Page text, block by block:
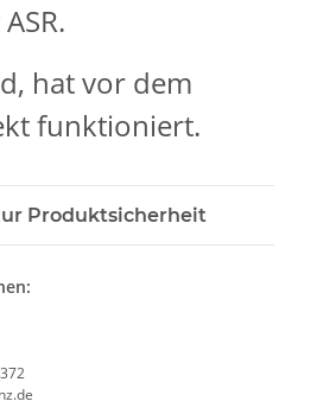
hat vor dem
funktioniert.
Produktsicherheit